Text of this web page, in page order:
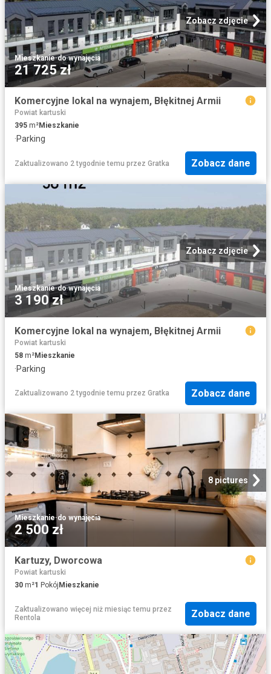
Zobacz zdjęcie
Mieszkanie·do wynajęcia
21 725 zł
Komercyjne lokal na wynajem, Błękitnej Armii
Powiat kartuski
395 m²Mieszkanie
·Parking
Zaktualizowano 2 tygodnie temu przez Gratka Zobacz dane
Zobacz zdjęcie
Mieszkanie·do wynajęcia
3 190 zł
Komercyjne lokal na wynajem, Błękitnej Armii
Powiat kartuski
58 m²Mieszkanie
·Parking
Zaktualizowano 2 tygodnie temu przez Gratka Zobacz dane
8 pictures
Mieszkanie·do wynajęcia
2 500 zł
Kartuzy, Dworcowa
Powiat kartuski
30 m²1 Pokój Mieszkanie
Zaktualizowano więcej niż miesiąc temu przez
Rentola
Zobacz dane